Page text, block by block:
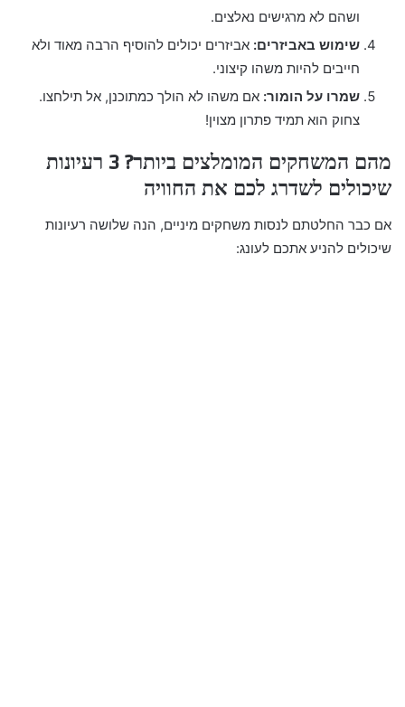
ושהם לא מרגישים נאלצים.
שימוש באביזרים: אביזרים יכולים להוסיף הרבה מאוד ולא
חייבים להיות משהו קיצוני.
שמרו על הומור: אם משהו לא הולך כמתוכנן, אל תילחצו.
צחוק הוא תמיד פתרון מצוין!
מהם המשחקים המומלצים ביותר? 3 רעיונות
שיכולים לשדרג לכם את החוויה
אם כבר החלטתם לנסות משחקים מיניים, הנה שלושה רעיונות
שיכולים להניע אתכם לעונג: